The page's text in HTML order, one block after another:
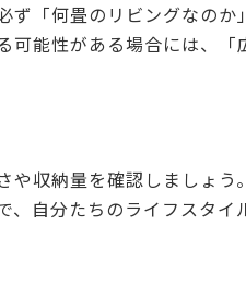
ず「何畳のリビングなの
可能性がある場合には、
や収納量を確認しましょう
、自分たちのライフスタイ